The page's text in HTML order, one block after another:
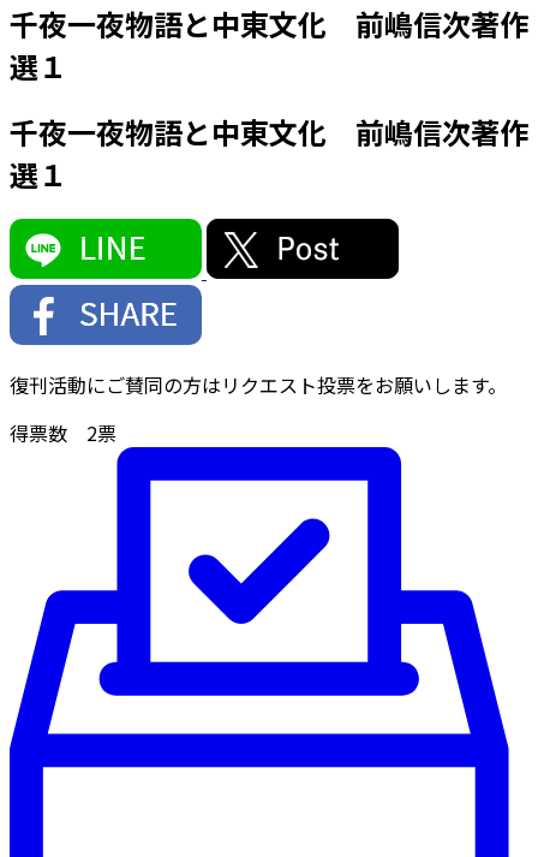
千夜一夜物語と中東文化 前嶋信次著作
選１
千夜一夜物語と中東文化 前嶋信次著作
選１
復刊活動にご賛同の方はリクエスト投票をお願いします。
得票数 2票